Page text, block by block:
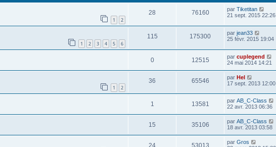
1 2
28 76160 par Tiketitan
21 sept. 2015 22:26
1 2 3 4 5 6
115 175300 par jean33
25 févr. 2015 19:04
0 12515 par cuplegend
24 mai 2014 14:21
1 2
36 65546 par Hel
17 sept. 2013 12:00
1 13581 par AB_C-Class
22 avr. 2013 06:36
15 35106 par AB_C-Class
18 avr. 2013 03:58
par Gros